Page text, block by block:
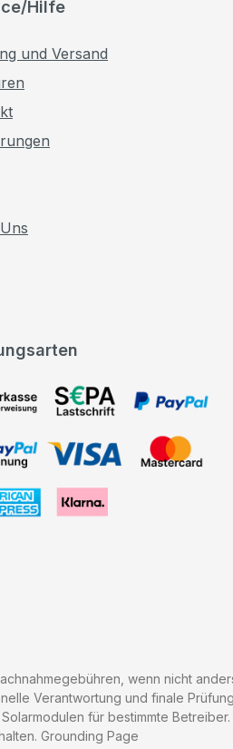
Hilfe
und Versand
SEPA-Lastschrift, PayPal
wenn nicht
Verantwortung und finale
für bestimmte Betreiber.
Grounding Page